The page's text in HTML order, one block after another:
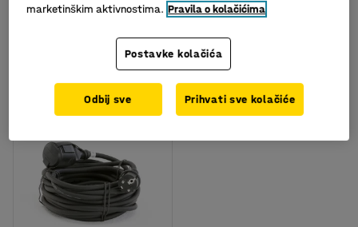
1 proizvoda
marketinškim aktivnostima. Pravila o kolačićima
Postavke kolačića
Odbij sve Prihvati sve kolačiće